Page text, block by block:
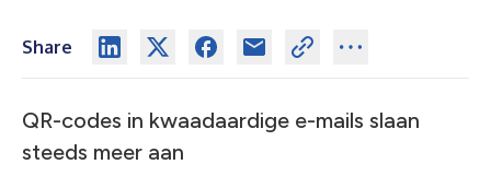
Share
QR-codes in kwaadaardige e-mails slaan
steeds meer aan